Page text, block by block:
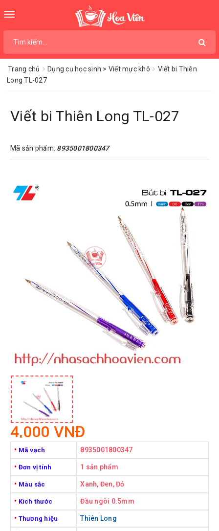
Toggle
Trang chủ Dụng cụ học sinh > Viết mực khô
Viết bi Thiên
Long TL-027
Viết bi Thiên Long TL-027
Mã sản phẩm: 8935001800347
4,000 VNĐ
• Mã vạch 8935001800347
• Đơn vị tính 1 sản phẩm
• Màu sắc Xanh, Đen, Đỏ
• Kích thước Đầu ngòi 0.5mm
• Thương hiệu Thiên Long